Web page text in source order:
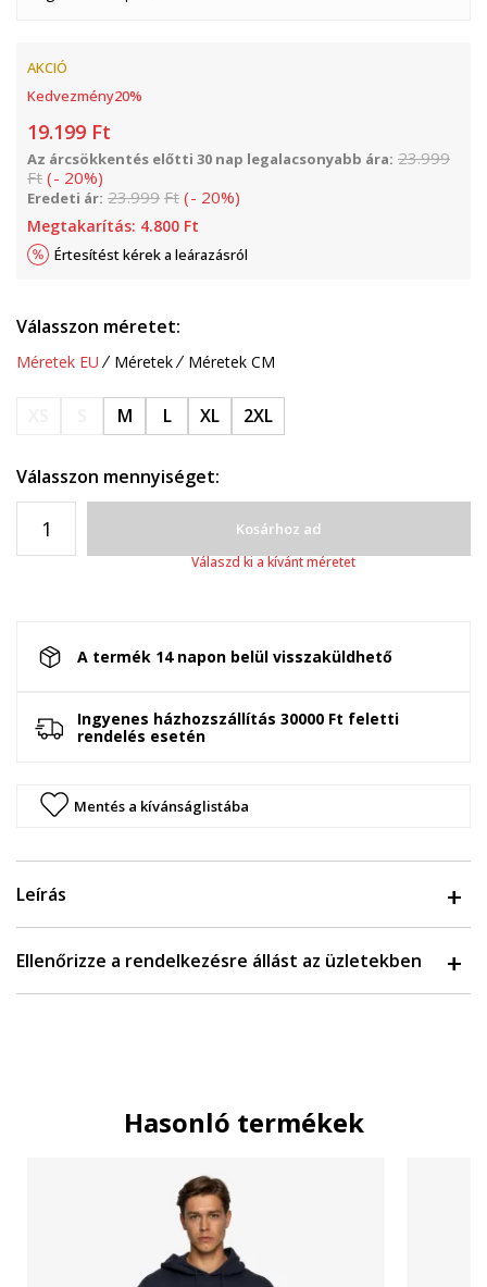
AKCIÓ
Kedvezmény20%
19.199 Ft
Az árcsökkentés előtti 30 nap legalacsonyabb ára: 23.999
Ft (- 20%)
Eredeti ár: 23.999 Ft (- 20%)
Megtakarítás: 4.800 Ft
Értesítést kérek a leárazásról
Válasszon méretet:
Méretek EU Méretek Méretek CM
M L XL 2XL
Válasszon mennyiséget:
Kosárhoz ad
Válaszd ki a kívánt méretet
A termék 14 napon belül visszaküldhető
Ingyenes házhozszállítás 30000 Ft feletti
rendelés esetén
Mentés a kívánságlistába
Leírás
Ellenőrizze a rendelkezésre állást az üzletekben
Hasonló termékek